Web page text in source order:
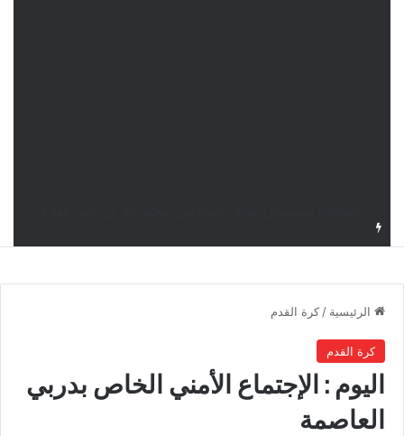
الرئيسية / كرة القدم
كرة القدم
اليوم : الإجتماع الأمني الخاص بدربي
العاصمة